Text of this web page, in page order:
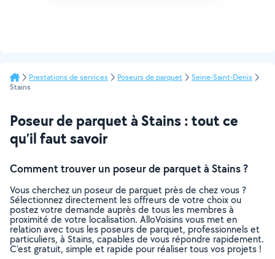
Prestations de services Poseurs de parquet
Seine-Saint-Denis
Stains
Poseur de parquet à Stains : tout ce
qu’il faut savoir
Comment trouver un poseur de parquet à Stains ?
Vous cherchez un poseur de parquet près de chez vous ?
Sélectionnez directement les offreurs de votre choix ou
postez votre demande auprès de tous les membres à
proximité de votre localisation. AlloVoisins vous met en
relation avec tous les poseurs de parquet, professionnels et
particuliers, à Stains, capables de vous répondre rapidement.
C’est gratuit, simple et rapide pour réaliser tous vos projets !